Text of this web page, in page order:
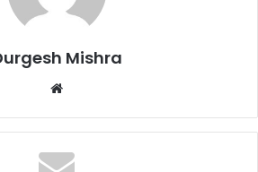
Mishra
Website